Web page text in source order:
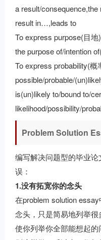
a result/
result in…,leads to
To express purpose(目
the purpose of/intention
To express probability(
possible/probable/
is(un)likely to/bound to/
likelihood/possibility/
Problem Solution
编写解决问题型的毕业
误：
1.没有拓宽你的念头
在problem solution
念头，只是简易地列举
使你列举你全部能想起